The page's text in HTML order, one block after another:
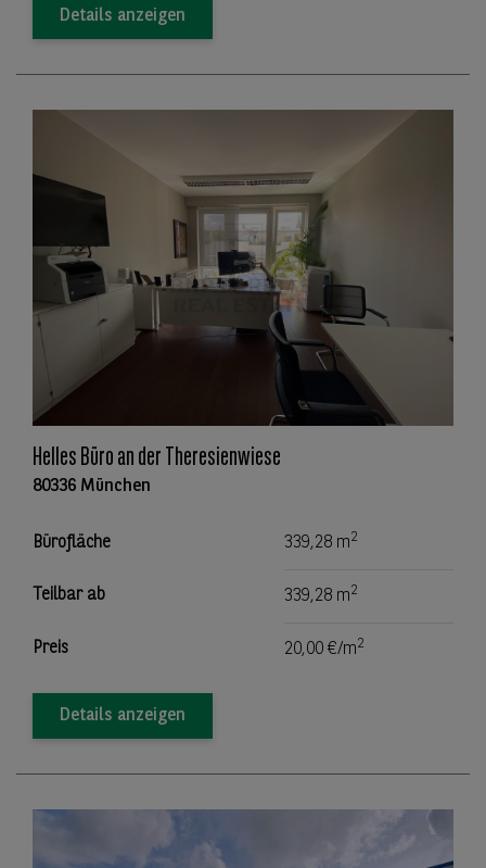
Details anzeigen
Helles Büro an der Theresienwiese
80336 München
Bürofläche 339,28 m2
Teilbar ab 339,28 m2
Preis 20,00 €/m2
Details anzeigen